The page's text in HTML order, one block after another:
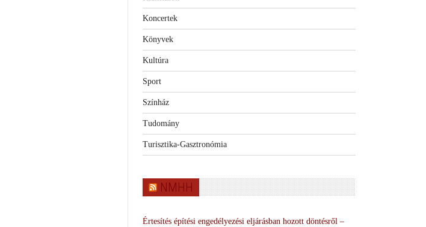
Koncertek
Könyvek
Kultúra
Sport
Színház
Tudomány
Turisztika-Gasztronómia
NMHH
Értesítés építési engedélyezési eljárásban hozott döntésről –